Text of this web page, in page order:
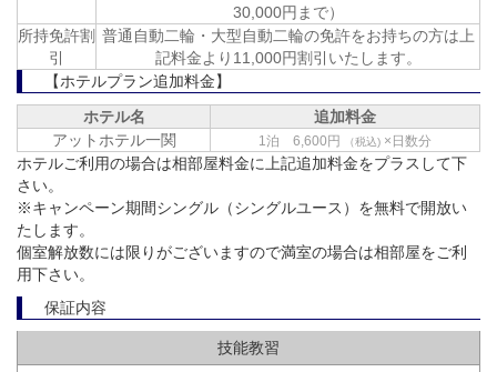
30,000円まで）
所持免許割
引
普通自動二輪・大型自動二輪の免許をお持ちの方は上
記料金より11,000円割引いたします。
【ホテルプラン追加料金】
ホテル名
追加料金
アットホテル一関
1泊 6,600円 （税込) ×日数分
ホテルご利用の場合は相部屋料金に上記追加料金をプラスして下
さい。
※キャンペーン期間シングル（シングルユース）を無料で開放い
たします。
個室解放数には限りがございますので満室の場合は相部屋をご利
用下さい。
保証内容
技能教習